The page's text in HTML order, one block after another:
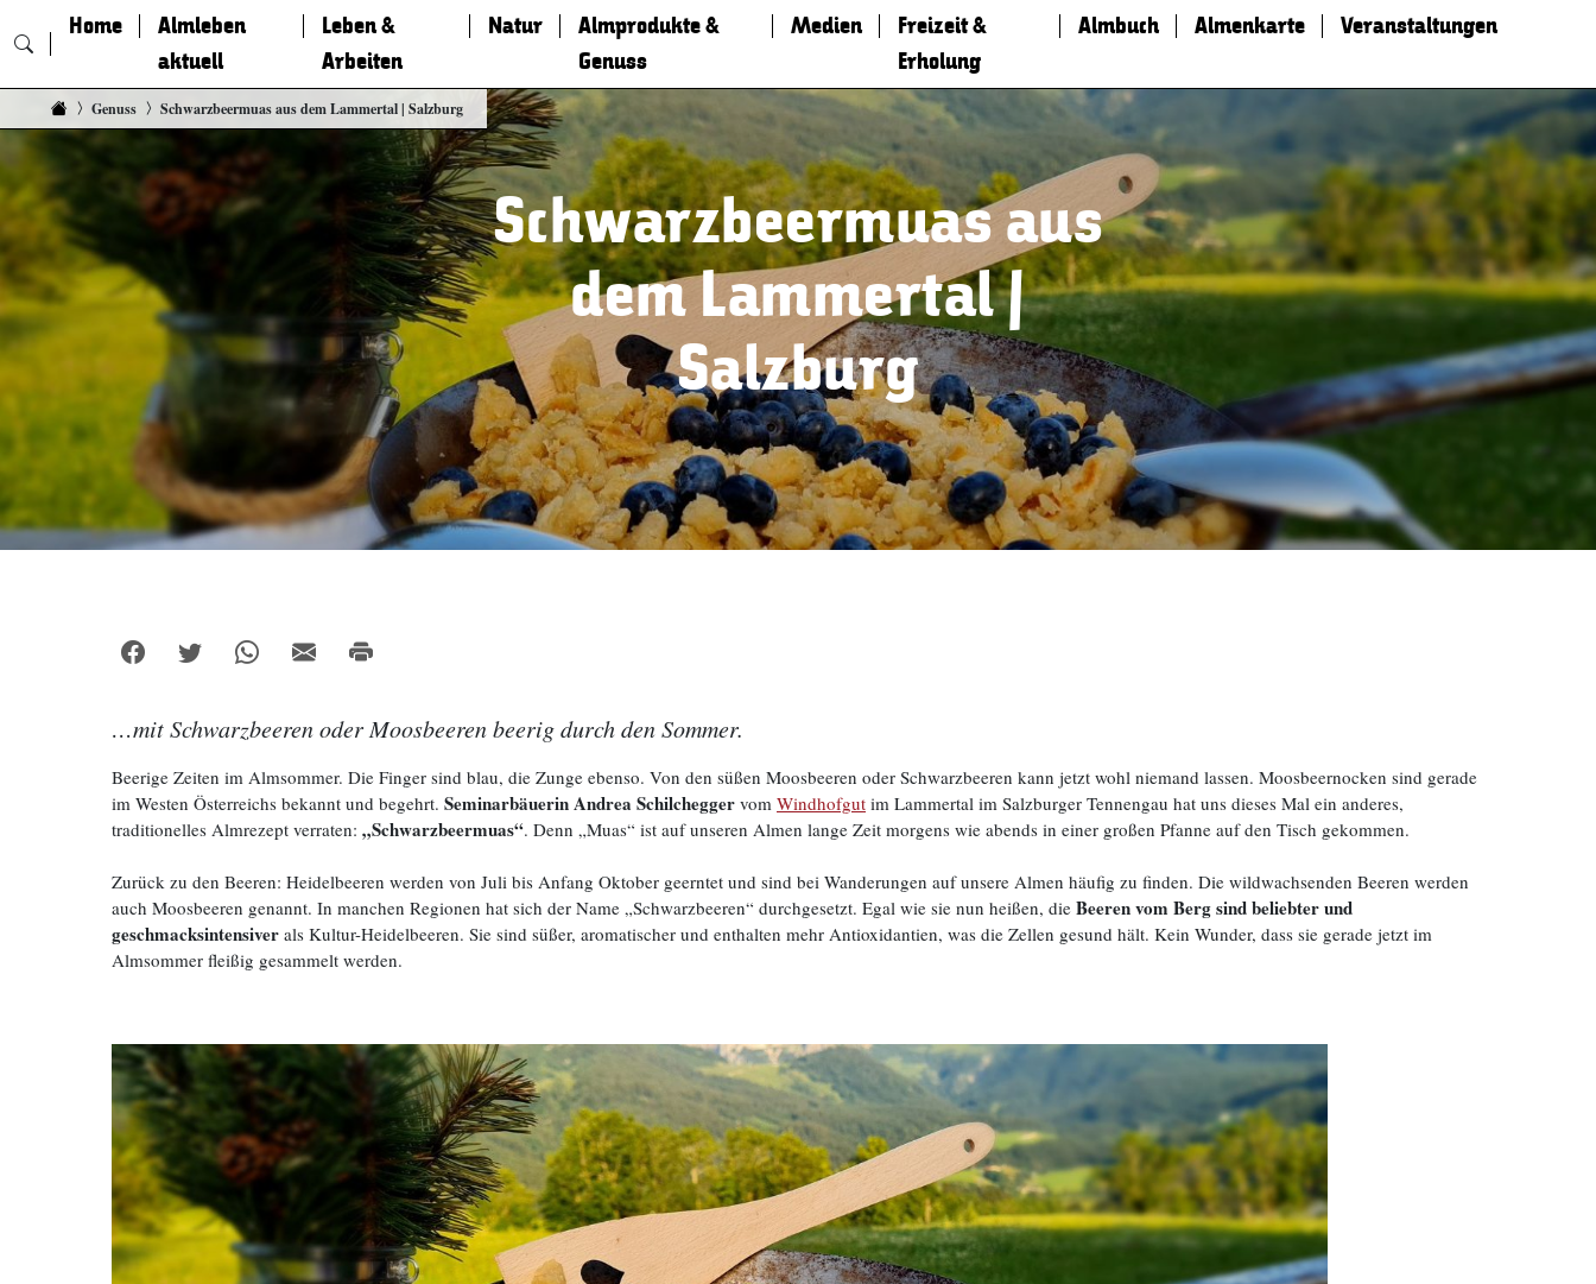
Zum Inhalt springen
Home
Almleben
aktuell
Leben &
Arbeiten
Natur
Almprodukte &
Genuss
Medien
Freizeit &
Erholung
Almbuch Almenkarte Veranstaltungen
Genuss Schwarzbeermuas aus dem Lammertal | Salzburg
Schwarzbeermuas aus
dem Lammertal |
Salzburg
…mit Schwarzbeeren oder Moosbeeren beerig durch den Sommer.
Beerige Zeiten im Almsommer. Die Finger sind blau, die Zunge ebenso. Von den süßen Moosbeeren oder Schwarzbeeren kann jetzt wohl niemand lassen. Moosbeernocken sind gerade
im Westen Österreichs bekannt und begehrt. Seminarbäuerin Andrea Schilchegger vom Windhofgut im Lammertal im Salzburger Tennengau hat uns dieses Mal ein anderes,
traditionelles Almrezept verraten: „Schwarzbeermuas“. Denn „Muas“ ist auf unseren Almen lange Zeit morgens wie abends in einer großen Pfanne auf den Tisch gekommen.
Zurück zu den Beeren: Heidelbeeren werden von Juli bis Anfang Oktober geerntet und sind bei Wanderungen auf unsere Almen häufig zu finden. Die wildwachsenden Beeren werden
auch Moosbeeren genannt. In manchen Regionen hat sich der Name „Schwarzbeeren“ durchgesetzt. Egal wie sie nun heißen, die Beeren vom Berg sind beliebter und
geschmacksintensiver als Kultur-Heidelbeeren. Sie sind süßer, aromatischer und enthalten mehr Antioxidantien, was die Zellen gesund hält. Kein Wunder, dass sie gerade jetzt im
Almsommer fleißig gesammelt werden.